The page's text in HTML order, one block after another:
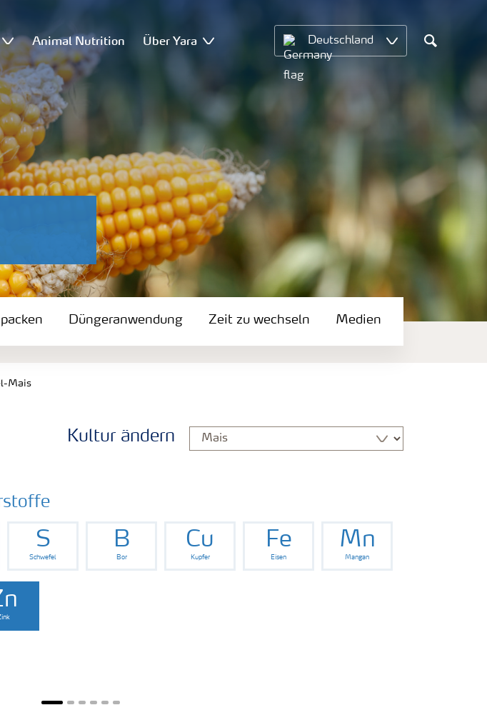
Animal Nutrition Über Yara Deutschland
Search
Düngeranwendung Zeit zu wechseln Medien
Mais
Kultur ändern
S
Schwefel
B
Bor
Cu
Kupfer
Fe
Eisen
Mn
Mangan